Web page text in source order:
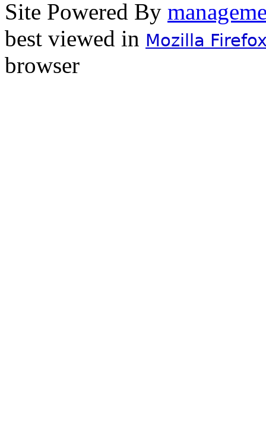
Site Powered By
best viewed in Mozilla
browser